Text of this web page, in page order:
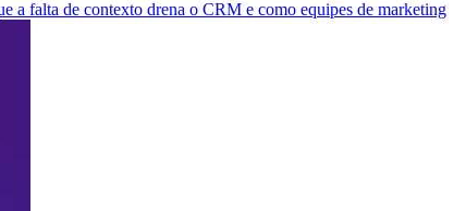
a falta de contexto drena o CRM e como equipes de marketing